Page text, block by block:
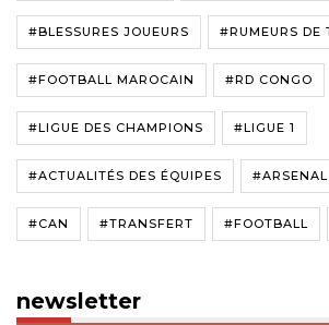
#BLESSURES JOUEURS #RUMEURS DE
#FOOTBALL MAROCAIN #RD CONGO
#LIGUE DES CHAMPIONS #LIGUE 1
#ACTUALITÉS DES ÉQUIPES #ARSENAL
#CAN #TRANSFERT #FOOTBALL
newsletter